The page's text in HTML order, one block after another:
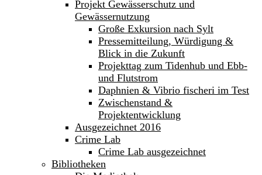
Projekt Gewässerschutz und
Gewässernutzung
Große Exkursion nach Sylt
Pressemitteilung, Würdigung &
Blick in die Zukunft
Projekttag zum Tidenhub und Ebb-
und Flutstrom
Daphnien & Vibrio fischeri im Test
Zwischenstand &
Projektentwicklung
Ausgezeichnet 2016
Crime Lab
Crime Lab ausgezeichnet
Bibliotheken